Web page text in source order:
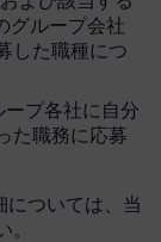
グループ会社
した職種につ
ープ各社に自分
た職務に応募
については、当
。